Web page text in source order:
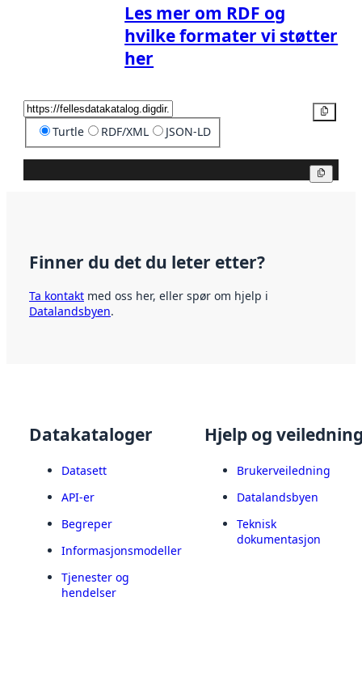
Les mer om RDF og
hvilke formater vi støtter
her
Turtle RDF/XML JSON-LD
Finner du det du leter etter?
Ta kontakt med oss her, eller spør om hjelp i
Datalandsbyen.
Datakataloger
Datasett
API-er
Begreper
Informasjonsmodeller
Tjenester og
hendelser
Hjelp og
Brukerveiledning
Datalandsbyen
Teknisk
dokumentasjon